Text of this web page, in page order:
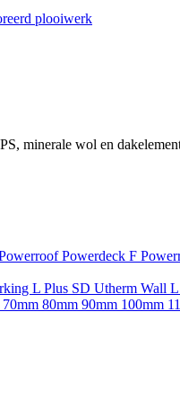
plooiwerk
minerale wol en
Powerdeck F
L Plus SD Utherm Wall L
70mm 80mm 90mm 100mm